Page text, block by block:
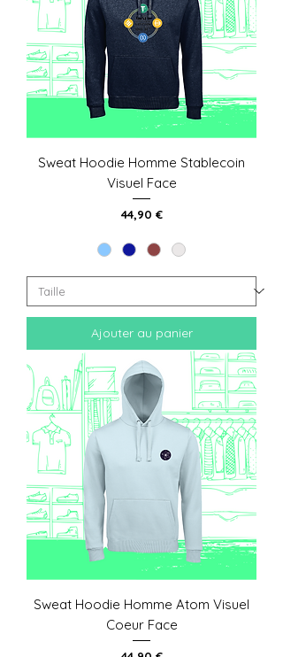
Sweat Hoodie Homme Stablecoin
Visuel Face
Prix
44,90 €
Ajouter au panier
Sweat Hoodie Homme Atom Visuel
Coeur Face